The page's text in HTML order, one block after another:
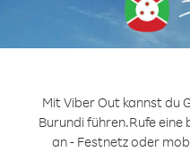
Mit Viber Out kannst du
Burundi führen.Rufe eine
an - Festnetz oder